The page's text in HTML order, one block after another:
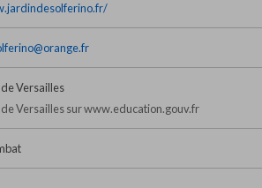
Versailles
Versailles sur www.education.gouv.fr